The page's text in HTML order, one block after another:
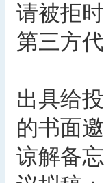
请被拒
第三方
出具给
的书面
谅解备